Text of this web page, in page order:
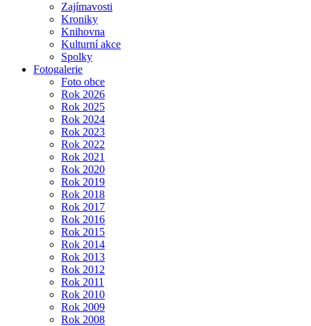
Zajímavosti
Kroniky
Knihovna
Kulturní akce
Spolky
Fotogalerie
Foto obce
Rok 2026
Rok 2025
Rok 2024
Rok 2023
Rok 2022
Rok 2021
Rok 2020
Rok 2019
Rok 2018
Rok 2017
Rok 2016
Rok 2015
Rok 2014
Rok 2013
Rok 2012
Rok 2011
Rok 2010
Rok 2009
Rok 2008